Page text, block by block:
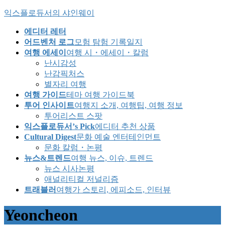
Skip
content
Skip
Navigation
익스플로듀서의 샤인웨이
에디터 레터
어드벤처 로그모험 탐험 기록일지
여행 에세이 여행 시・에세이・칼럼
난시감성
난감픽처스
별자리 여행
여행 가이드테마 여행 가이드북
투어 인사이트여행지 소개, 여행팁, 여행 정보
투어리스트 스팟
익스플로듀서’s Pick에디터 추천 상품
Cultural Digest문화 예술 엔터테인먼트
문화 칼럼・논평
뉴스&트렌드여행 뉴스, 이슈, 트렌드
뉴스 시사논평
애널리티컬 저널리즘
트래블러 여행가 스토리, 에피소드, 인터뷰
Yeoncheon